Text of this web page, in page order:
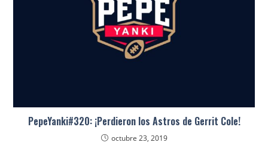
PepeYanki#320: ¡Perdieron los Astros de Gerrit Cole!
octubre 23, 2019